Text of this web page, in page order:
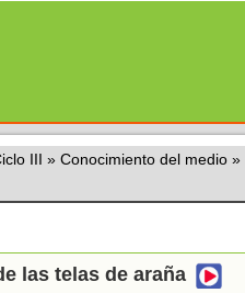
III » Conocimiento del medio »
las telas de araña